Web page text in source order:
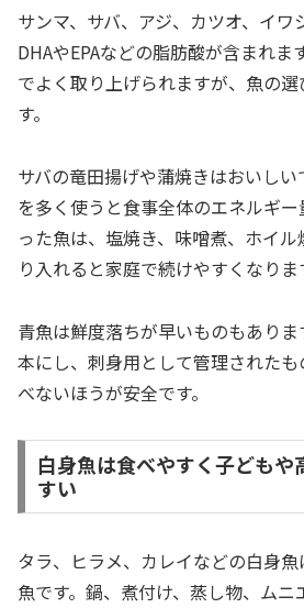
サンマ、サバ、アジ、カツオ、イワ
DHAやEPAなどの脂肪酸が含まれま
でよく取り上げられますが、魚の
す。
サバの竜田揚げや蒲焼きはおいし
を多く使うと食事全体のエネルギ
った魚は、塩焼き、味噌煮、ホイ
り入れると家庭で続けやすくなりま
青魚は鮮度落ちが早いものもあり
本にし、刺身用として管理された
べないほうが安全です。
白身魚は食べやすく子どもや
すい
タラ、ヒラメ、カレイなどの白身
魚です。鍋、煮付け、蒸し物、ムニ